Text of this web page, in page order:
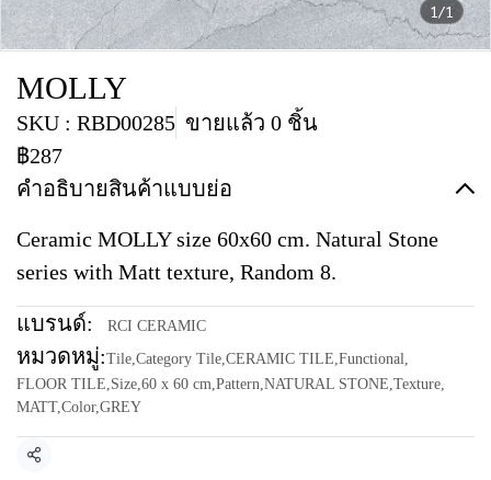
1/1
MOLLY
SKU : RBD00285 ขายแล้ว 0 ชิ้น
฿287
คำอธิบายสินค้าแบบย่อ
Ceramic MOLLY size 60x60 cm. Natural Stone
series with Matt texture, Random 8.
แบรนด์: RCI CERAMIC
หมวดหมู่:Tile,Category Tile,CERAMIC TILE,Functional,
FLOOR TILE,Size,60 x 60 cm,Pattern,NATURAL STONE,Texture,
MATT,Color,GREY
แชร์